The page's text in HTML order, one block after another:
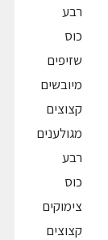
רבע
כוס
שזיפים
מיובשים
קצוצים
מגולענים
רבע
כוס
צימוקים
קצוצים